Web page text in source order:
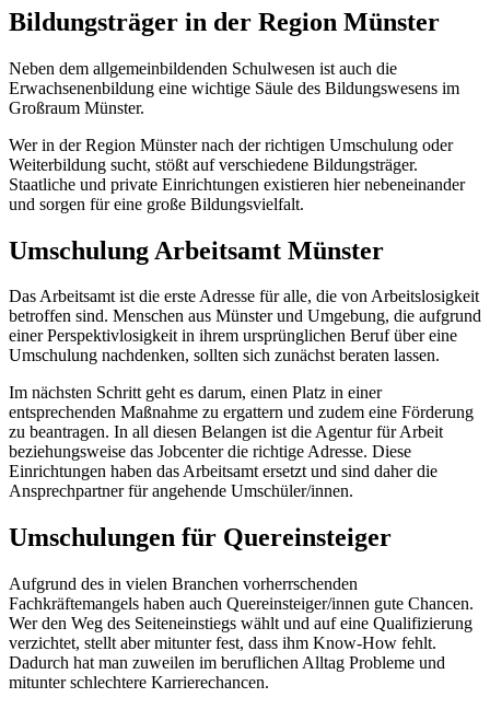
Bildungsträger in der Region Münster
Neben dem allgemeinbildenden Schulwesen ist auch die
Erwachsenenbildung eine wichtige Säule des Bildungswesens im
Großraum Münster.
Wer in der Region Münster nach der richtigen Umschulung oder
Weiterbildung sucht, stößt auf verschiedene Bildungsträger.
Staatliche und private Einrichtungen existieren hier nebeneinander
und sorgen für eine große Bildungsvielfalt.
Umschulung Arbeitsamt Münster
Das Arbeitsamt ist die erste Adresse für alle, die von Arbeitslosigkeit
betroffen sind. Menschen aus Münster und Umgebung, die aufgrund
einer Perspektivlosigkeit in ihrem ursprünglichen Beruf über eine
Umschulung nachdenken, sollten sich zunächst beraten lassen.
Im nächsten Schritt geht es darum, einen Platz in einer
entsprechenden Maßnahme zu ergattern und zudem eine Förderung
zu beantragen. In all diesen Belangen ist die Agentur für Arbeit
beziehungsweise das Jobcenter die richtige Adresse. Diese
Einrichtungen haben das Arbeitsamt ersetzt und sind daher die
Ansprechpartner für angehende Umschüler/innen.
Umschulungen für Quereinsteiger
Aufgrund des in vielen Branchen vorherrschenden
Fachkräftemangels haben auch Quereinsteiger/innen gute Chancen.
Wer den Weg des Seiteneinstiegs wählt und auf eine Qualifizierung
verzichtet, stellt aber mitunter fest, dass ihm Know-How fehlt.
Dadurch hat man zuweilen im beruflichen Alltag Probleme und
mitunter schlechtere Karrierechancen.